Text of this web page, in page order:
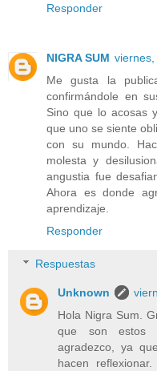
Responder
NIGRA SUM
Me gusta la
confirmándole en
Sino que lo acosas
que uno se siente
con su mundo.
molesta y
angustia fue
Ahora es donde
aprendizaje.
Responder
Respuestas
Unknown
Hola Nigra Sum.
que son estos
agradezco, ya
hacen